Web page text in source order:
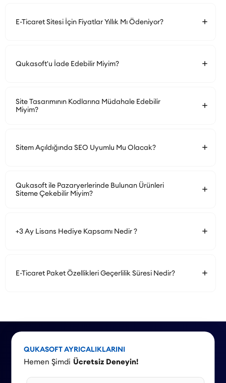
E-Ticaret Sitesi İçin Fiyatlar Yıllık Mı Ödeniyor?
Qukasoft'u İade Edebilir Miyim?
Site Tasarımının Kodlarına Müdahale Edebilir
Miyim?
Sitem Açıldığında SEO Uyumlu Mu Olacak?
Qukasoft ile Pazaryerlerinde Bulunan Ürünleri
Siteme Çekebilir Miyim?
+3 Ay Lisans Hediye Kapsamı Nedir ?
E-Ticaret Paket Özellikleri Geçerlilik Süresi Nedir?
QUKASOFT AYRICALIKLARINI
Hemen Şimdi Ücretsiz Deneyin!